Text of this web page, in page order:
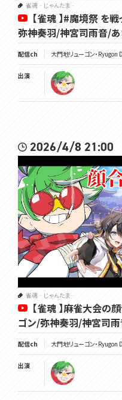
雀魂‐じゃんたま‐
【雀魂 】#魔境祭 を
弥神奏羽/神宮司雨音/あ
配信ch 大門地リューゴン・
出演
2026/4/8 21:00
雀魂‐じゃんたま‐
【雀魂 】麻雀大会の
ゴン/弥神奏羽/神宮司雨
配信ch 大門地リューゴン・
出演